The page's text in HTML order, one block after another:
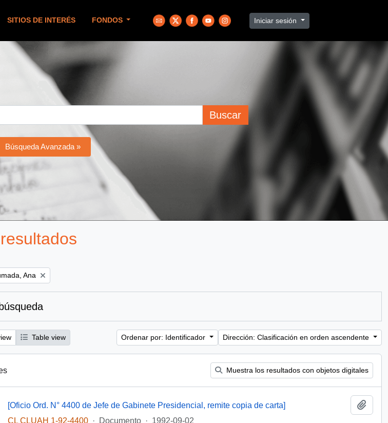
SITIOS DE INTERÉS FONDOS Iniciar sesión
Buscar
Búsqueda Avanzada »
filter:
Ana
Table view Ordenar por: Identificador Dirección: Clasificación en orden ascendente
Muestra los resultados con objetos digitales
[Oficio Ord. N° 4400 de Jefe de Gabinete Presidencial, remite copia de carta]
CL CLUAH 1-92-4400
· Documento · 1992-09-02